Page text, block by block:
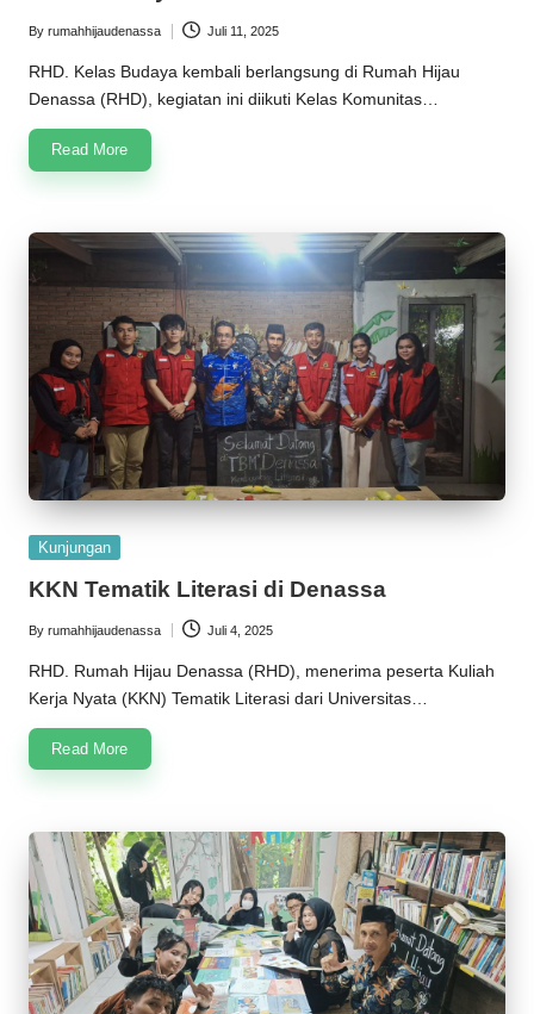
n
a
s
s
a
2
0
2
5
Posted
by
By rumahhijaudenassa Juli 11, 2025
RHD. Kelas Budaya kembali berlangsung di Rumah Hijau
Denassa (RHD), kegiatan ini diikuti Kelas Komunitas…
Read More
Posted
Kunjungan
KKN Tematik Literasi di Denassa
Posted
by
By rumahhijaudenassa Juli 4, 2025
RHD. Rumah Hijau Denassa (RHD), menerima peserta Kuliah
Kerja Nyata (KKN) Tematik Literasi dari Universitas…
Read More